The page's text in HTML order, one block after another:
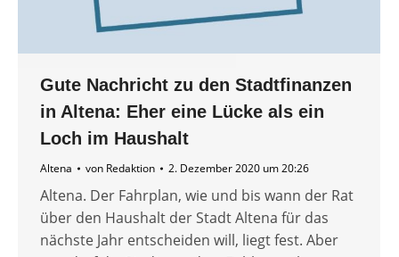
Gute Nachricht zu den Stadtfinanzen
in Altena: Eher eine Lücke als ein
Loch im Haushalt
Altena von Redaktion 2. Dezember 2020 um 20:26
Altena. Der Fahrplan, wie und bis wann der Rat
über den Haushalt der Stadt Altena für das
nächste Jahr entscheiden will, liegt fest. Aber